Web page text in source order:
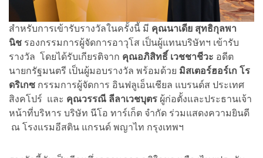
สำหรับการเข้ารับรางวัลในครั้งนี้ มี คุณนาเดีย สุทธิกุลพา
นิช รองกรรมการผู้จัดการอาวุโส เป็นผู้แทนบริษัทฯ เข้ารับ
รางวัล โดยได้รับเกียรติจาก คุณอภิสิทธิ์ เวชชาชีวะ อดีต
นายกรัฐมนตรี เป็นผู้มอบรางวัล พร้อมด้วย มิสเตอร์ฮอร์เก โร
ดริเกซ กรรมการผู้จัดการ อินฟลูเอ็นเชียล แบรนด์ส ประเทศ
สิงคโปร์ และ คุณวรรณี ลีลาเวชบุตร ผู้ก่อตั้งและประธานเจ้า
หน้าที่บริหาร บริษัท นีโอ ทาร์เก็ต จำกัด ร่วมแสดงความยินดี
ณ โรงแรมอีสติน แกรนด์ พญาไท กรุงเทพฯ